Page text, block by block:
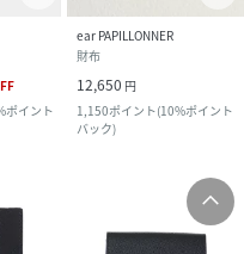
ポイント
ear PAPILLONNER
財布
12,650 円
1,150ポイント(10%ポイント
バック)